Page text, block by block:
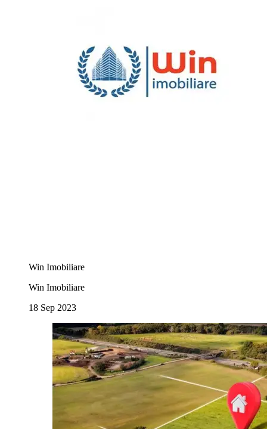
Win Imobiliare
Win Imobiliare
18 Sep 2023